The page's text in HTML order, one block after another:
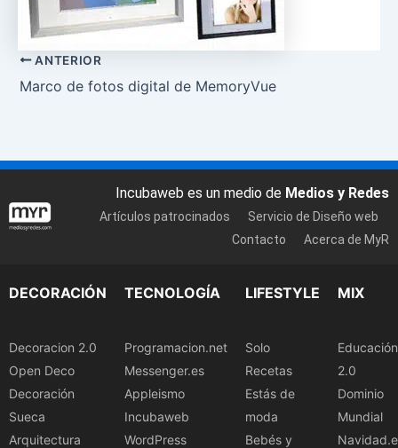
ANTERIOR
Marco de fotos digital de MemoryVue
Incubaweb es un medio de Medios y Redes
Artículos patrocinados
Servicio de Diseño web
Contacto
Acerca de MyR
DECORACIÓN
Decoracion 2.0
Open Deco
Decoración
Sueca
Arquitectura
TECNOLOGÍA
Programacion.net
Messenger.es
Appleismo
Incubaweb
WordPress
LIFESTYLE
Solo
Recetas
Estás de
moda
Bebés y
MIX
Educación
2.0
Dominio
Mundial